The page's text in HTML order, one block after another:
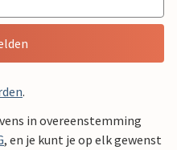
.
in overeenstemming
, en je kunt je op elk gewenst